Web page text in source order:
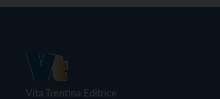
Vita Trentina Editrice